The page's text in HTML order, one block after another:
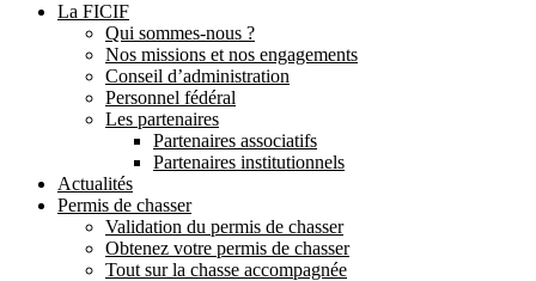
La FICIF
Qui sommes-nous ?
Nos missions et nos engagements
Conseil d’administration
Personnel fédéral
Les partenaires
Partenaires associatifs
Partenaires institutionnels
Actualités
Permis de chasser
Validation du permis de chasser
Obtenez votre permis de chasser
Tout sur la chasse accompagnée